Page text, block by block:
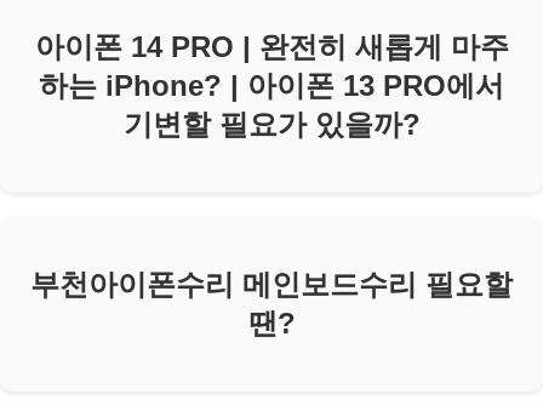
아이폰 14 PRO | 완전히 새롭게 마주
하는 iPhone? | 아이폰 13 PRO에서
기변할 필요가 있을까?
부천아이폰수리 메인보드수리 필요할
땐?